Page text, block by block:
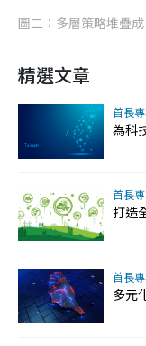
圖二：多層策略堆疊
精選文章
首長
首長
打造
首長
多元